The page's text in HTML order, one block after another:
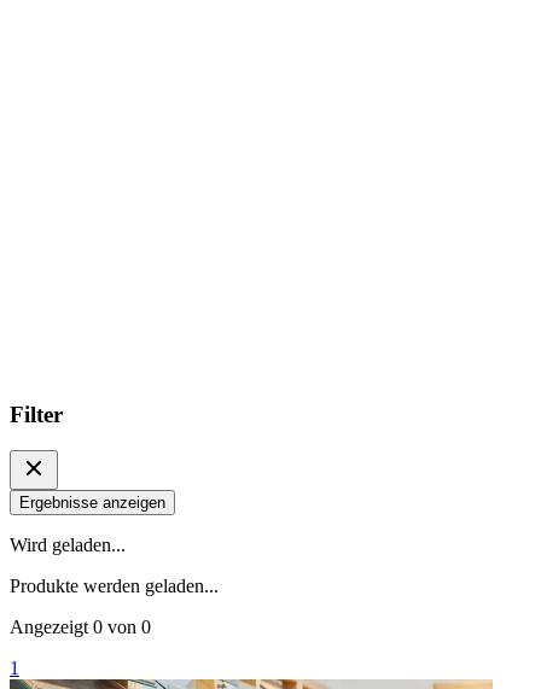
Filter
Ergebnisse anzeigen
Wird geladen...
Produkte werden geladen...
Angezeigt 0 von 0
1